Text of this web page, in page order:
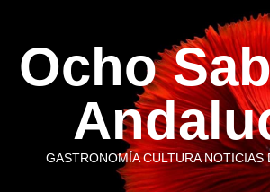
contenido
Ocho
GASTRONOMÍA CULTURA NOTICIAS